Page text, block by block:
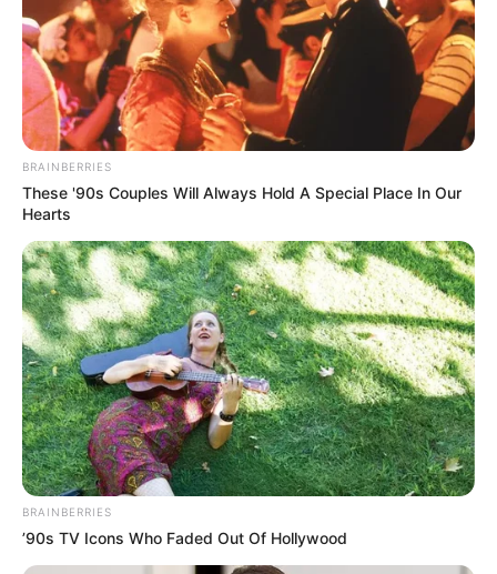
rezept einfach neu entdeckt!zu einem echten
Allrounder – egal ob Frühstück, Mittag oder
Abendessen.
Praktische Tipps für
perfekte Crêpes
Damit deine Crêpes nicht reißen oder zu dick
werden, hier ein paar hilfreiche Tipps:
Teig ruhen lassen:Mindestens 30
Minuten, damit das Mehl quellen kann.
Die richtige Pfanne:Eine beschichtete
Pfanne oder spezielle Crêpes-Pfanne
verhindert Ankleben.
BRAINBERRIES
These '90s Couples Will Always Hold A Special Place In Our
Hearts
BRAINBERRIES
’90s TV Icons Who Faded Out Of Hollywood